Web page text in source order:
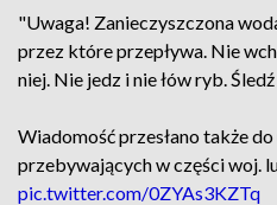
"Uwaga! Zanieczyszczona
przez które przepływa. Nie
niej. Nie jedz i nie łów ryb.
Wiadomość przesłano także
przebywających w części woj.
pic.twitter.com/0ZYAs3KZTq